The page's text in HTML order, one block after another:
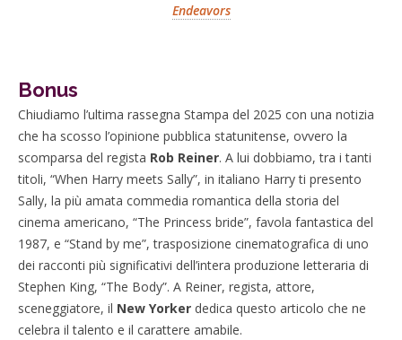
Endeavors
Bonus
Chiudiamo l’ultima rassegna Stampa del 2025 con una notizia
che ha scosso l’opinione pubblica statunitense, ovvero la
scomparsa del regista Rob Reiner. A lui dobbiamo, tra i tanti
titoli, “When Harry meets Sally”, in italiano Harry ti presento
Sally, la più amata commedia romantica della storia del
cinema americano, “The Princess bride”, favola fantastica del
1987, e “Stand by me”, trasposizione cinematografica di uno
dei racconti più significativi dell’intera produzione letteraria di
Stephen King, “The Body”. A Reiner, regista, attore,
sceneggiatore, il New Yorker dedica questo articolo che ne
celebra il talento e il carattere amabile.